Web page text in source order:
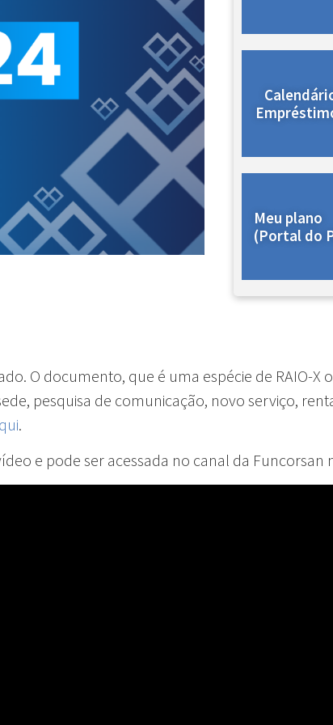
Meu plano
(Portal do
O documento, que é uma espécie de RAIO-X
pesquisa de comunicação, novo serviço,
.
e pode ser acessada no canal da Funcorsan